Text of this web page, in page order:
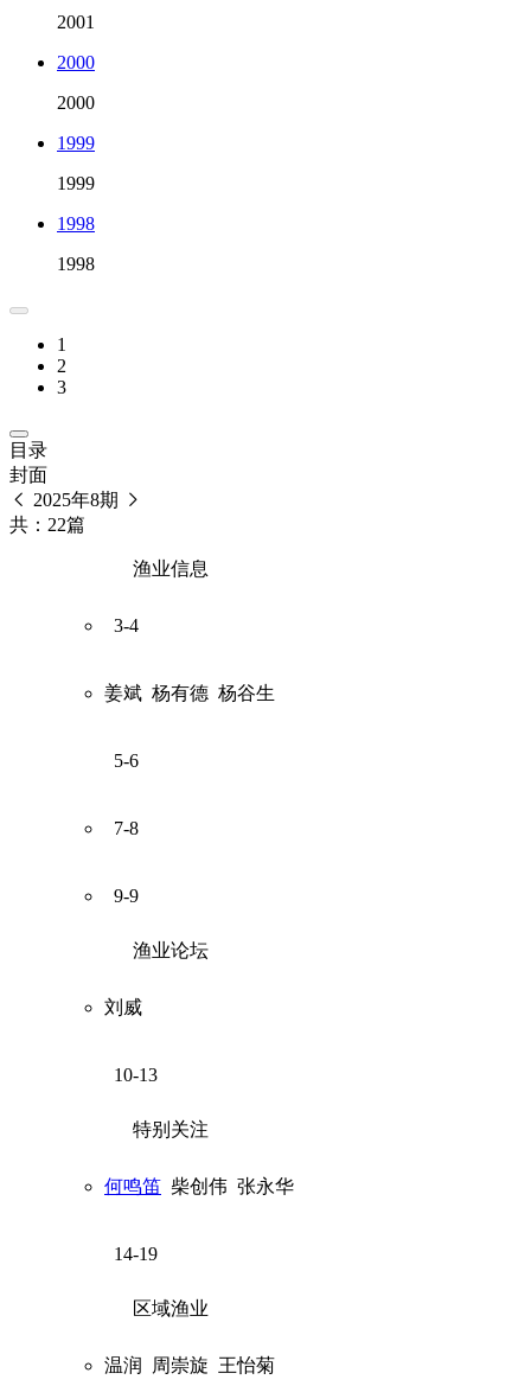
2001
2000
2000
1999
1999
1998
1998
1
2
3
目录
封面
2025年8期
共：22篇
渔业信息
3-4
姜斌 杨有德 杨谷生
5-6
7-8
9-9
渔业论坛
刘威
10-13
特别关注
何鸣笛 柴创伟 张永华
14-19
区域渔业
温润 周崇旋 王怡菊